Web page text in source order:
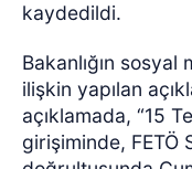
kaydedildi.
Bakanlığın
ilişkin yapılan
açıklamada, “15
girişiminde, FETÖ